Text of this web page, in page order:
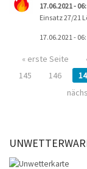
17.06.2021 -
Einsatz 27/21
17.06.2021 -
« erste Seite
145
146